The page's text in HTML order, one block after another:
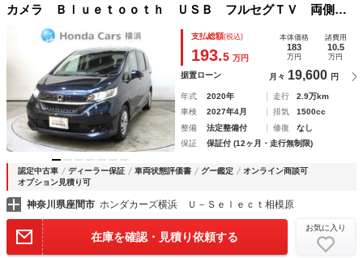
カメラ Ｂｌｕｅｔｏｏｔｈ ＵＳＢ フルセグＴＶ 両側電
動スライドドア ＥＴＣ シートヒーター ＬＥＤヘッドライ
ト オートライト オートリトラミラー ワンオーナー 両電
動ドア
支払総額(税込)
193.5 万円
本体価格
183
万円
諸費用
10.5
万円
据置ローン 月々 19,600 円
年式 2020年 走行
2.9万km
車検
2027年4月 排気
1500cc
整備
法定整備付 修復
なし
保証
保証付 (12ヶ月・走行無制限)
認定中古車 ディーラー保証 車両状態評価書 グー鑑定
オンライン商談可
オプション見積り可
神奈川県座間市 ホンダカーズ横浜 Ｕ－Ｓｅｌｅｃｔ相模原
在庫を確認・見積り依頼する
お気に入り